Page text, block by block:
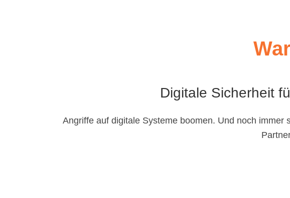
Digitale Sicherheit
Angriffe auf digitale Systeme boomen. Und noch